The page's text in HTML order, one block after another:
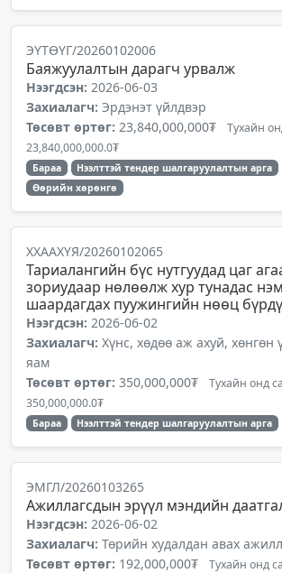
ЭҮТӨҮГ/20260102006
Баяжуулалтын дарагч урвалж
Нээгдсэн: 2026-06-03
Захиалагч: Эрдэнэт үйлдвэр
Төсөвт өртөг: 23,840,000,000₮ Тухайн
23,840,000,000.0₮
Бараа
Нээлттэй тендер шалгаруулалтын арга
Өөрийн хөрөнгө
ХХААХҮЯ/20260102065
Тариалангийн бүс нутгуудад цаг
зориудаар нөлөөлж хур тунадас
шаардагдах пуужингийн нөөц
Нээгдсэн: 2026-06-02
Захиалагч: Хүнс, хөдөө аж ахуй, хөнгөн
яам
Төсөвт өртөг: 350,000,000₮ Тухайн онд
350,000,000.0₮
Бараа Нээлттэй тендер шалгаруулалтын арга
ЭМГЛ/20260103265
Ажиллагсдын эрүүл мэндийн
Нээгдсэн: 2026-06-02
Захиалагч: Төрийн худалдан авах
Төсөвт өртөг: 192,000,000₮ Тухайн онд